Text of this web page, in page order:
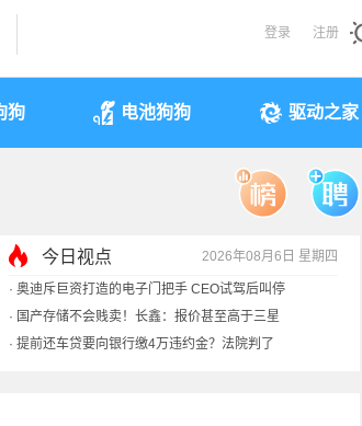
登录 注册
狗 电池狗狗 驱动之家
今日视点 2026年08月6日 星期四
· 奥迪斥巨资打造的电子门把手 CEO试驾后叫停
· 国产存储不会贱卖！长鑫：报价甚至高于三星
· 提前还车贷要向银行缴4万违约金？法院判了